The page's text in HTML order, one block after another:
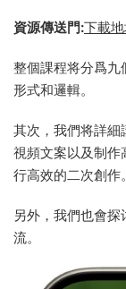
資源傳送門:下載
整個課程将分爲九
形式和邏輯。
其次，我們将詳細
視頻文案以及制作
行高效的二次創作。
另外，我們也會
流。